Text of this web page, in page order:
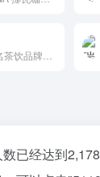
已经达到